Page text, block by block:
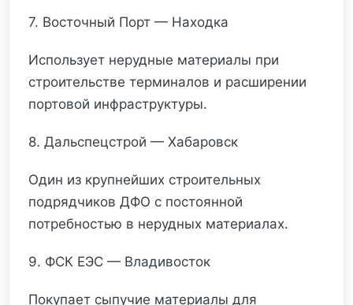
7. Восточный Порт — Находка
Использует нерудные материалы при
строительстве терминалов и расширении
портовой инфраструктуры.
8. Дальспецстрой — Хабаровск
Один из крупнейших строительных
подрядчиков ДФО с постоянной
потребностью в нерудных материалах.
9. ФСК ЕЭС — Владивосток
Покупает сыпучие материалы для